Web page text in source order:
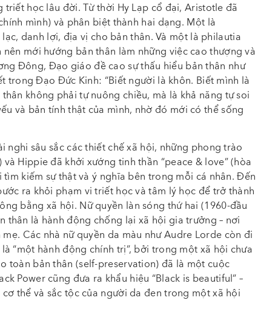
triết học lâu đời. Từ thời Hy Lạp cổ đại, Aristotle đã
mình) và phân biệt thành hai dạng. Một là
danh lợi, địa vị cho bản thân. Và một là philautia
mới hướng bản thân làm những việc cao thượng và
Đông, Đạo giáo đề cao sự thấu hiểu bản thân như
trong Đạo Đức Kinh: “Biết người là khôn. Biết mình là
không phải tự nuông chiều, mà là khả năng tự soi
và bản tính thật của mình, nhờ đó mới có thể sống
nghi sâu sắc các thiết chế xã hội, những phong trào
Hippie đã khởi xướng tinh thần “peace & love” (hòa
kiếm sự thật và ý nghĩa bên trong mỗi cá nhân. Đến
ra khỏi phạm vi triết học và tâm lý học để trở thành
bằng xã hội. Nữ quyền làn sóng thứ hai (1960-đầu
thân là hành động chống lại xã hội gia trưởng – nơi
Các nhà nữ quyền da màu như Audre Lorde còn đi
“một hành động chính trị”, bởi trong một xã hội chưa
toàn bản thân (self-preservation) đã là một cuộc
Power cũng đưa ra khẩu hiệu “Black is beautiful” –
thể và sắc tộc của người da đen trong một xã hội